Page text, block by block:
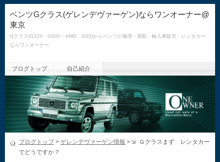
ベンツGクラス(ゲレンデヴァーゲン)ならワンオーナー@
東京
Gクラス(G320・G500・AMG G55)からベンツの修理・買取・輸入車販売・レンタカー
ならワンオーナー
ブログトップ 自己紹介
ブログトップ> ゲレンデヴァーゲン情報 >
Ｇクラスまず レンタカー
でどうですか？